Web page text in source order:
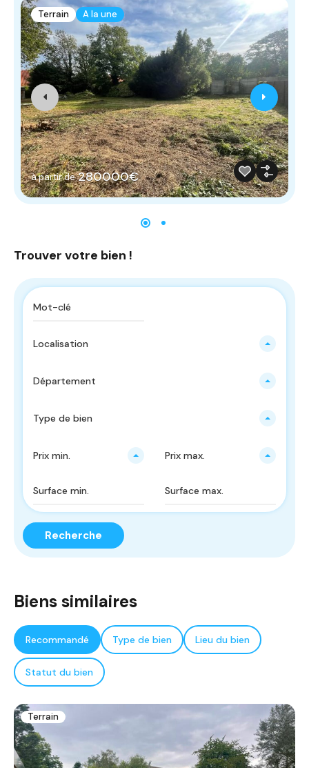
Terrain A la une
à partir de 280000€
Trouver votre bien !
Localisation
Département
Type de bien
Prix ​​min. Prix ​​max.
Recherche
Biens similaires
Recommandé Type de bien Lieu du bien
Statut du bien
Terrain